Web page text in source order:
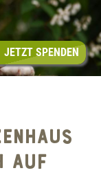
JETZT SPENDEN
AUF